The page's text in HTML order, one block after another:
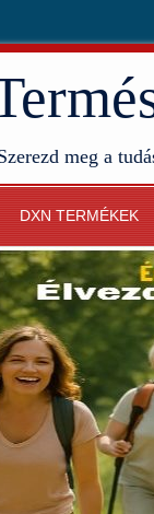
meg a
DXN TERMÉKEK